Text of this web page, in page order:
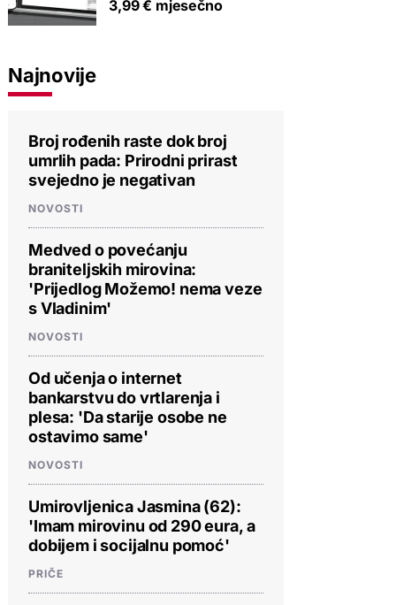
3,99 € mjesečno
Najnovije
Broj rođenih raste dok broj
umrlih pada: Prirodni prirast
svejedno je negativan
NOVOSTI
Medved o povećanju
braniteljskih mirovina:
'Prijedlog Možemo! nema veze
s Vladinim'
NOVOSTI
Od učenja o internet
bankarstvu do vrtlarenja i
plesa: 'Da starije osobe ne
ostavimo same'
NOVOSTI
Umirovljenica Jasmina (62):
'Imam mirovinu od 290 eura, a
dobijem i socijalnu pomoć'
PRIČE